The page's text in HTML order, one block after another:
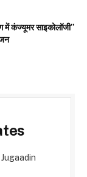
में कंज्यूमर साइकोलॉजी”